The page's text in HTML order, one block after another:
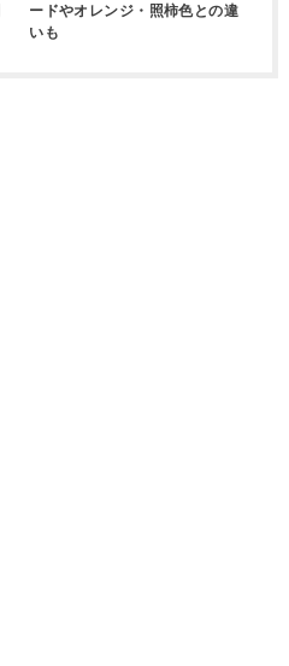
ードやオレンジ・照柿色との違
いも